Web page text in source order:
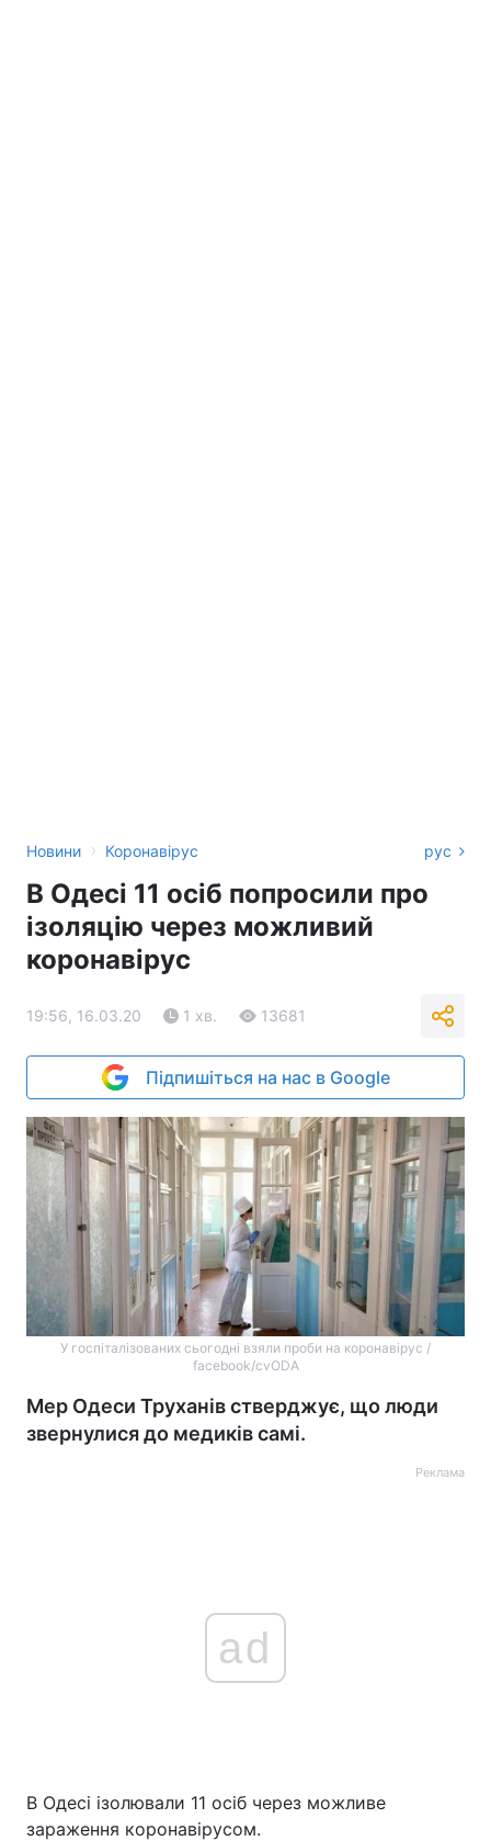
Новини › Коронавірус рус
В Одесі 11 осіб попросили про
ізоляцію через можливий
коронавірус
19:56, 16.03.20 1 хв. 13681
Підпишіться на нас в Google
У госпіталізованих сьогодні взяли проби на коронавірус /
facebook/cvODA
Мер Одеси Труханів стверджує, що люди
звернулися до медиків самі.
Реклама
ad
В Одесі ізолювали 11 осіб через можливе
зараження коронавірусом.